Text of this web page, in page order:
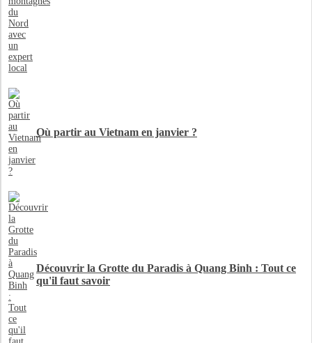
Où partir au Vietnam en janvier ?
Découvrir la Grotte du Paradis à Quang Binh : Tout ce
qu'il faut savoir